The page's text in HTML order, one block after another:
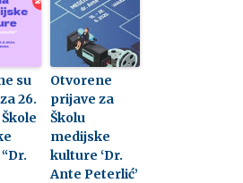
su
26.
Otvorene
prijave za
Školu
medijske
kulture ‘Dr.
Ante Peterlić’